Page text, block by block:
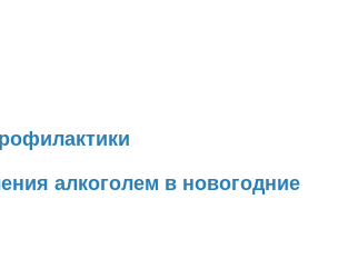
алкоголем в новогодние